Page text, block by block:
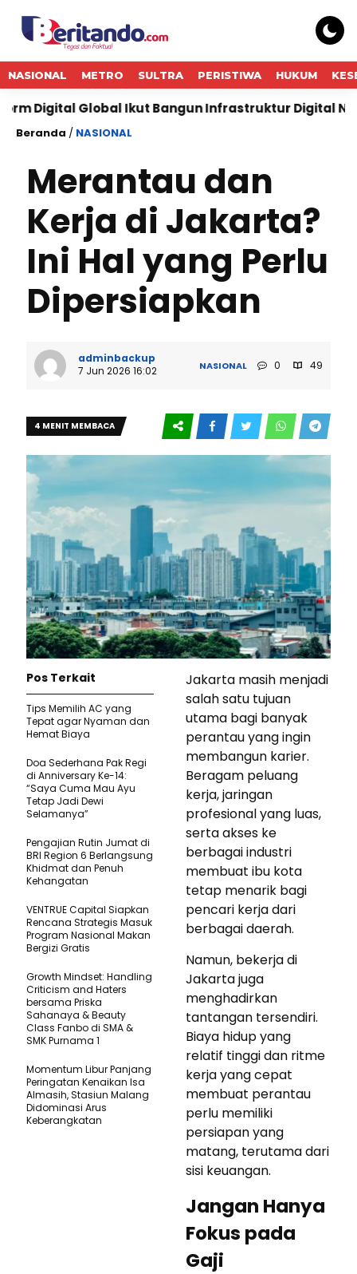
NASIONAL METRO SULTRA PERISTIWA HUKUM
Ikut Bangun Infrastruktur Digital Nasional
Beranda / NASIONAL
Merantau dan
Kerja di Jakarta?
Ini Hal yang Perlu
Dipersiapkan
adminbackup
7 Jun 2026 16:02
NASIONAL 0 49
4 MENIT MEMBACA
Jakarta masih menjadi
salah satu tujuan
utama bagi banyak
perantau yang ingin
membangun karier.
Beragam peluang
kerja, jaringan
profesional yang luas,
serta akses ke
berbagai industri
membuat ibu kota
tetap menarik bagi
pencari kerja dari
berbagai daerah.
Namun, bekerja di
Jakarta juga
menghadirkan
tantangan tersendiri.
Biaya hidup yang
relatif tinggi dan ritme
kerja yang cepat
membuat perantau
perlu memiliki
persiapan yang
matang, terutama dari
sisi keuangan.
Jangan Hanya
Fokus pada
Gaji
Pos Terkait
Tips Memilih AC yang
Tepat agar Nyaman dan
Hemat Biaya
Doa Sederhana Pak Regi
di Anniversary Ke-14:
“Saya Cuma Mau Ayu
Tetap Jadi Dewi
Selamanya”
Pengajian Rutin Jumat di
BRI Region 6 Berlangsung
Khidmat dan Penuh
Kehangatan
VENTRUE Capital Siapkan
Rencana Strategis Masuk
Program Nasional Makan
Bergizi Gratis
Growth Mindset: Handling
Criticism and Haters
bersama Priska
Sahanaya & Beauty
Class Fanbo di SMA &
SMK Purnama 1
Momentum Libur Panjang
Peringatan Kenaikan Isa
Almasih, Stasiun Malang
Didominasi Arus
Keberangkatan